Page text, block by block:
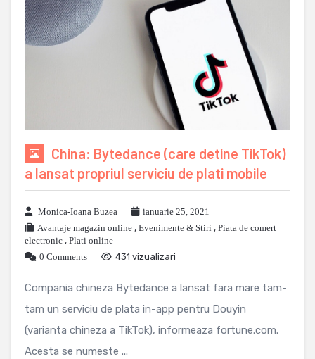
China: Bytedance (care detine TikTok)
a lansat propriul serviciu de plati mobile
Monica-Ioana Buzea
ianuarie 25, 2021
Avantaje magazin online , Evenimente & Stiri , Piata de comert
electronic , Plati online
0 Comments
431 vizualizari
Compania chineza Bytedance a lansat fara mare tam-
tam un serviciu de plata in-app pentru Douyin
(varianta chineza a TikTok), informeaza fortune.com.
Acesta se numeste ...